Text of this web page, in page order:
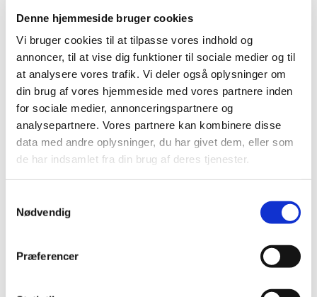
Denne hjemmeside bruger cookies
Vi bruger cookies til at tilpasse vores indhold og
annoncer, til at vise dig funktioner til sociale medier og til
at analysere vores trafik. Vi deler også oplysninger om
din brug af vores hjemmeside med vores partnere inden
for sociale medier, annonceringspartnere og
analysepartnere. Vores partnere kan kombinere disse
data med andre oplysninger, du har givet dem, eller som
de har indsamlet fra din brug af deres tjenester.
Nødvendig
Præferencer
Efter morgensang er der rundstykker og kaffe i
sognehuset